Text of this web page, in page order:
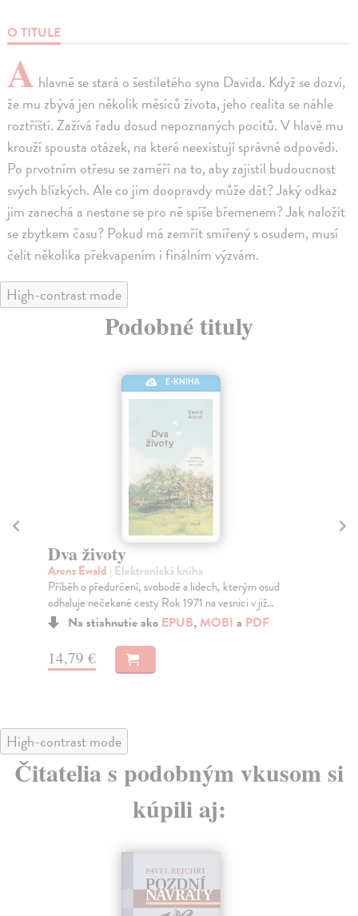
O TITULE
A hlavně se stará o šestiletého syna Davida. Když se dozví,
že mu zbývá jen několik měsíců života, jeho realita se náhle
roztříští. Zažívá řadu dosud nepoznaných pocitů. V hlavě mu
krouží spousta otázek, na které neexistují správné odpovědi.
Po prvotním otřesu se zaměří na to, aby zajistil budoucnost
svých blízkých. Ale co jim doopravdy může dát? Jaký odkaz
jim zanechá a nestane se pro ně spíše břemenem? Jak naložit
se zbytkem času? Pokud má zemřít smířený s osudem, musí
čelit několika překvapením i finálním výzvám.
High-contrast mode
Podobné tituly
E-KNIHA
Dva životy
Arenz Ewald | Elektronická kniha
Příběh o předurčení, svobodě a lidech, kterým osud
odhaluje nečekané cesty Rok 1971 na vesnici v již...
Na stiahnutie ako EPUB,MOBI a PDF
14,79 €
High-contrast mode
Čitatelia s podobným vkusom si
kúpili aj: